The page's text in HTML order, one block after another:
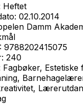
Heftet
02.10.2014
Damm
9788202415075
240
Fagbøker, Estetiske